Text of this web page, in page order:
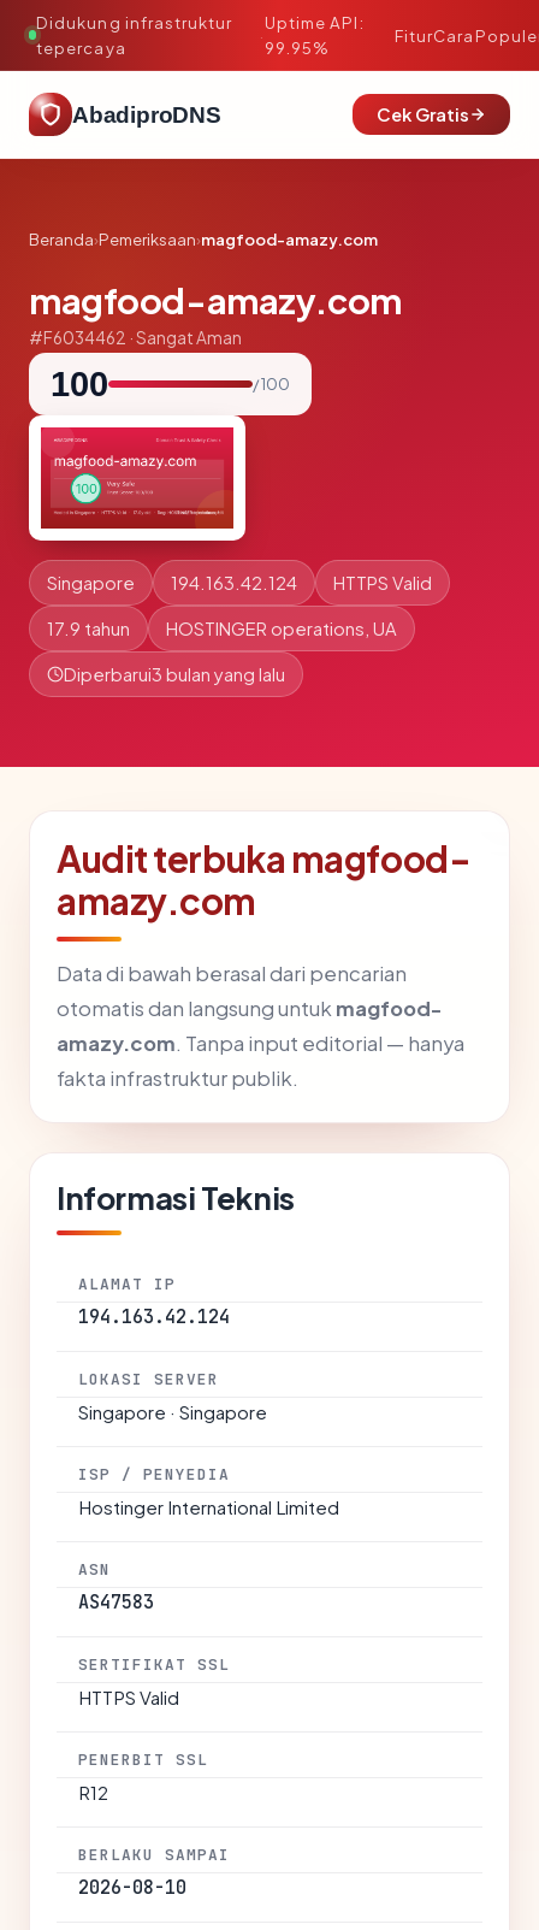
Didukung infrastruktur
tepercaya
·
Uptime API:
99.95%
FiturCara
AbadiproDNS Cek Gratis
Beranda›Pemeriksaan›magfood-amazy.com
magfood-amazy.com
#F6034462 · Sangat Aman
100 / 100
Singapore 194.163.42.124 HTTPS Valid
17.9 tahun HOSTINGER operations, UA
Diperbarui3 bulan yang lalu
Audit terbuka magfood-
amazy.com
Data di bawah berasal dari pencarian
otomatis dan langsung untuk magfood-
amazy.com. Tanpa input editorial — hanya
fakta infrastruktur publik.
Informasi Teknis
ALAMAT IP
194.163.42.124
LOKASI SERVER
Singapore · Singapore
ISP / PENYEDIA
Hostinger International Limited
ASN
AS47583
SERTIFIKAT SSL
HTTPS Valid
PENERBIT SSL
R12
BERLAKU SAMPAI
2026-08-10